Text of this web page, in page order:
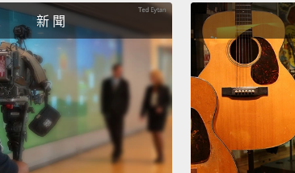
新 聞